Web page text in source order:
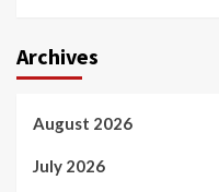
Archives
August 2026
July 2026